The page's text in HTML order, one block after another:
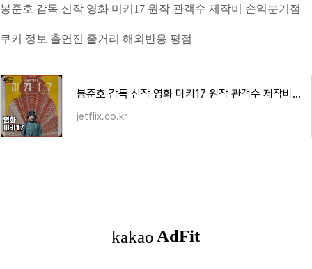
봉준호 감독 신작 영화 미키17 원작 관객수 제작비 손익분기점
쿠키 정보 출연진 줄거리 해외반응 평점
봉준호 감독 신작 영화 미키17 원작 관객수 제작비 손익분기점 쿠키 정보 출연진 줄거리 해외반
jetflix.co.kr